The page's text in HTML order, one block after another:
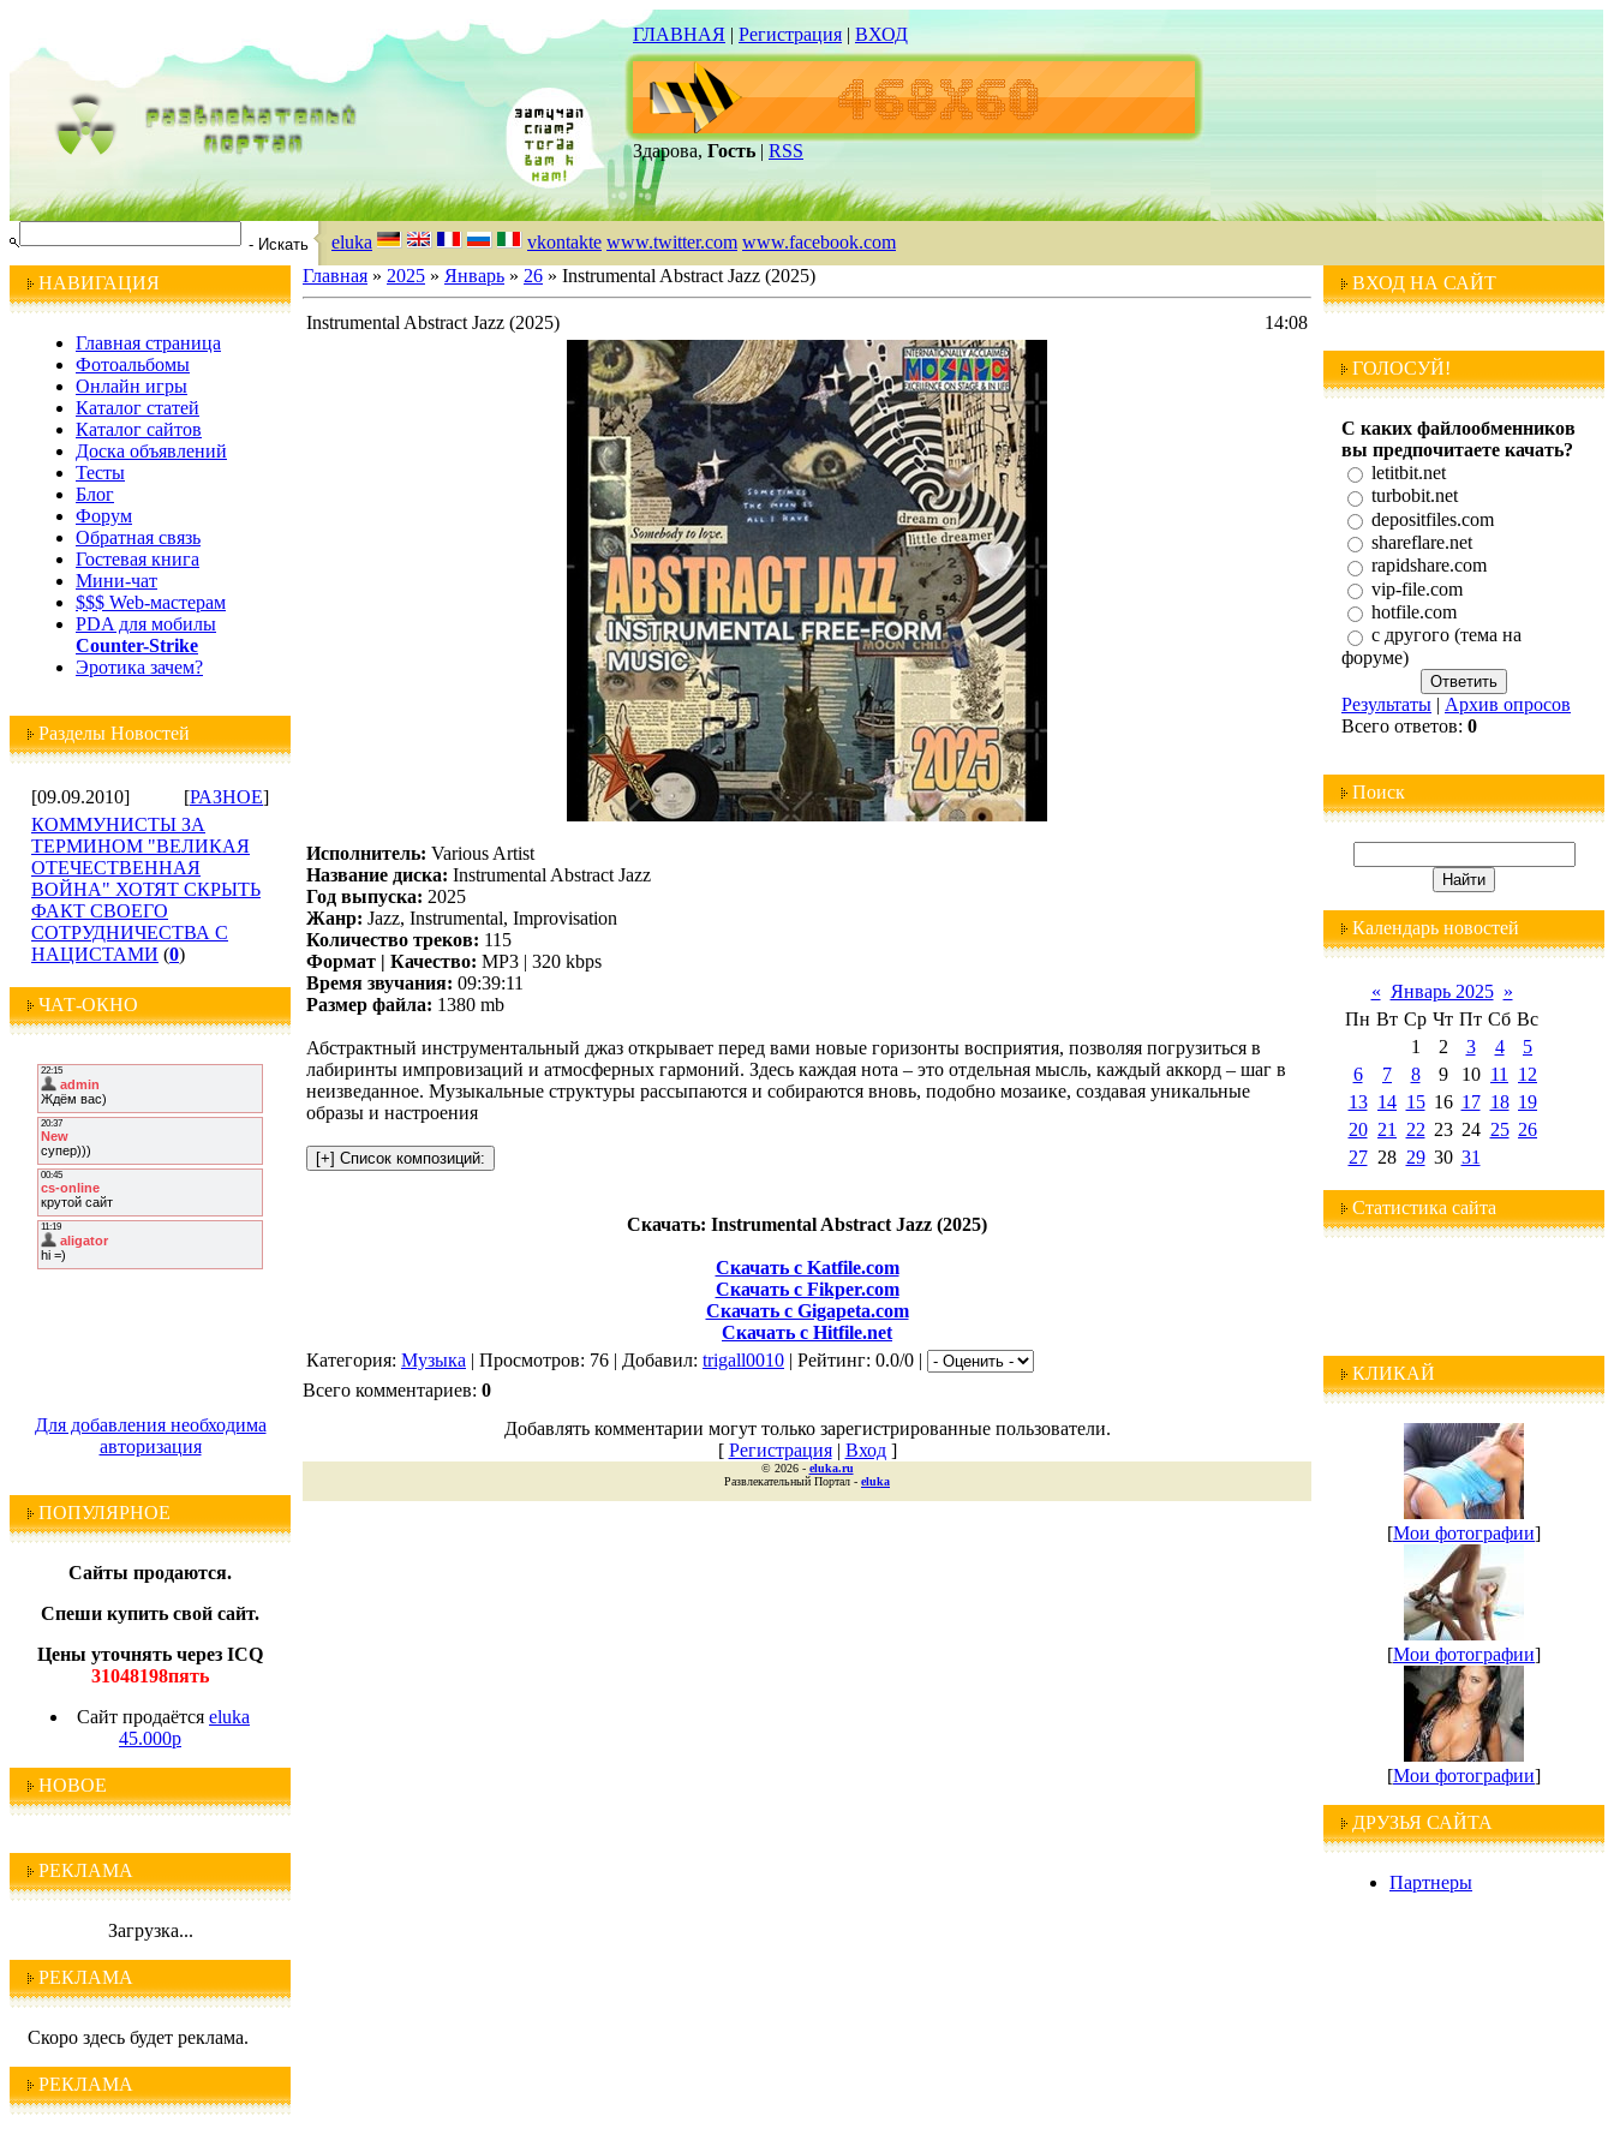
ГЛАВНАЯ | Регистрация | ВХОД
Здарова, Гость | RSS
eluka vkontakte www.twitter.com www.facebook.com
НАВИГАЦИЯ
Главная страница
Фотоальбомы
Онлайн игры
Каталог статей
Каталог сайтов
Доска объявлений
Тесты
Блог
Форум
Обратная связь
Гостевая книга
Мини-чат
$$$ Web-мастерам
PDA для мобилы
Counter-Strike
Эротика зачем?
Разделы Новостей
[09.09.2010] [РАЗНОЕ]
КОММУНИСТЫ ЗА
ТЕРМИНОМ "ВЕЛИКАЯ
ОТЕЧЕСТВЕННАЯ
ВОЙНА" ХОТЯТ СКРЫТЬ
ФАКТ СВОЕГО
СОТРУДНИЧЕСТВА С
НАЦИСТАМИ (0)
ЧАТ-ОКНО
Для добавления необходима
авторизация
ПОПУЛЯРНОЕ
Сайты продаются.
Спеши купить свой сайт.
Цены уточнять через ICQ
31048198пять
Сайт продаётся eluka
45.000р
НОВОЕ
РЕКЛАМА
Загрузка...
РЕКЛАМА
Скоро здесь будет реклама.
РЕКЛАМА
Главная » 2025 » Январь » 26 » Instrumental Abstract Jazz (2025)
Instrumental Abstract Jazz (2025) 14:08
Исполнитель: Various Artist
Название диска: Instrumental Abstract Jazz
Год выпуска: 2025
Жанр: Jazz, Instrumental, Improvisation
Количество треков: 115
Формат | Качество: MP3 | 320 kbps
Время звучания: 09:39:11
Размер файла: 1380 mb
Абстрактный инструментальный джаз открывает перед вами новые горизонты восприятия, позволяя погрузиться в
лабиринты импровизаций и атмосферных гармоний. Здесь каждая нота – это отдельная мысль, каждый аккорд – шаг в
неизведанное. Музыкальные структуры рассыпаются и собираются вновь, подобно мозаике, создавая уникальные
образы и настроения
Скачать: Instrumental Abstract Jazz (2025)
Скачать с Katfile.com
Скачать с Fikper.com
Скачать с Gigapeta.com
Скачать с Hitfile.net
Категория: Музыка | Просмотров: 76 | Добавил: trigall0010 | Рейтинг: 0.0/0 |
Всего комментариев: 0
Добавлять комментарии могут только зарегистрированные пользователи.
[ Регистрация| Вход]
© 2026 - eluka.ru
Развлекательный Портал - eluka
ВХОД НА САЙТ
ГОЛОСУЙ!
С каких файлообменников
вы предпочитаете качать?
letitbit.net
turbobit.net
depositfiles.com
shareflare.net
rapidshare.com
vip-file.com
hotfile.com
с другого (тема на
форуме)
Результаты | Архив опросов
Всего ответов: 0
Поиск
Календарь новостей
« Январь 2025 »
Пн Вт Ср Чт Пт Сб Вс
1
2 3 4
5
6
7 8 9 10 11
12
13 14 15 16 17 18 19
20 21 22 23 24 25 26
27 28 29 30 31
Статистика сайта
КЛИКАЙ
[Мои фотографии]
[Мои фотографии]
[Мои фотографии]
ДРУЗЬЯ САЙТА
Партнеры